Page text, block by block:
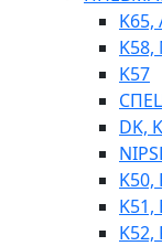
ДЛЯ
НАПІРНО-
K65,
K58,
K57
DK,
K50,
K51,
K52,